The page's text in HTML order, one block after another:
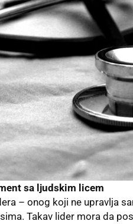
sa ljudskim licem
– onog koji ne upravlja
Takav lider mora da